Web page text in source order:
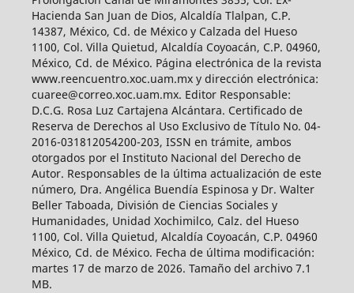
Hacienda San Juan de Dios, Alcaldía Tlalpan, C.P.
14387, México, Cd. de México y Calzada del Hueso
1100, Col. Villa Quietud, Alcaldía Coyoacán, C.P. 04960,
México, Cd. de México. Página electrónica de la revista
www.reencuentro.xoc.uam.mx y dirección electrónica:
cuaree@correo.xoc.uam.mx. Editor Responsable:
D.C.G. Rosa Luz Cartajena Alcántara. Certificado de
Reserva de Derechos al Uso Exclusivo de Título No. 04-
2016-031812054200-203, ISSN en trámite, ambos
otorgados por el Instituto Nacional del Derecho de
Autor. Responsables de la última actualización de este
número, Dra. Angélica Buendía Espinosa y Dr. Walter
Beller Taboada, División de Ciencias Sociales y
Humanidades, Unidad Xochimilco, Calz. del Hueso
1100, Col. Villa Quietud, Alcaldía Coyoacán, C.P. 04960
México, Cd. de México. Fecha de última modificación:
martes 17 de marzo de 2026. Tamaño del archivo 7.1
MB.